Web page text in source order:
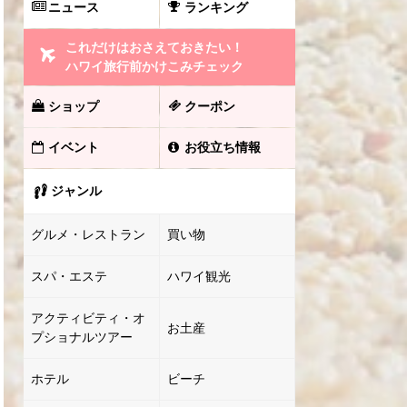
ニュース ランキング
これだけはおさえておきたい！
ハワイ旅行前かけこみチェック
ショップ クーポン
イベント お役立ち情報
ジャンル
グルメ・レストラン 買い物
スパ・エステ ハワイ観光
アクティビティ・オ
プショナルツアー
お土産
ホテル ビーチ